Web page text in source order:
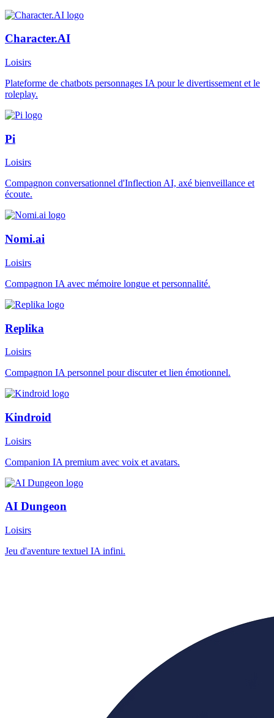
Character.AI
Loisirs
Plateforme de chatbots personnages IA pour le divertissement et le
roleplay.
Pi
Loisirs
Compagnon conversationnel d'Inflection AI, axé bienveillance et
écoute.
Nomi.ai
Loisirs
Compagnon IA avec mémoire longue et personnalité.
Replika
Loisirs
Compagnon IA personnel pour discuter et lien émotionnel.
Kindroid
Loisirs
Companion IA premium avec voix et avatars.
AI Dungeon
Loisirs
Jeu d'aventure textuel IA infini.